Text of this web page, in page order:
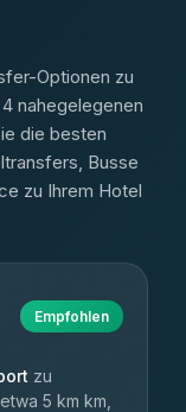
Optionen zu
nahegelegenen
die besten
Busse
zu Ihrem Hotel
Empfohlen
zu
5 km km,